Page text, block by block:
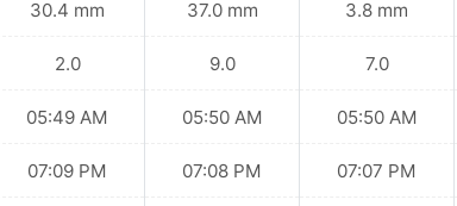
30.4 mm
2.0
05:49 AM
07:09 PM
37.0 mm
9.0
05:50 AM
07:08 PM
3.8 mm
7.0
05:50 AM
07:07 PM